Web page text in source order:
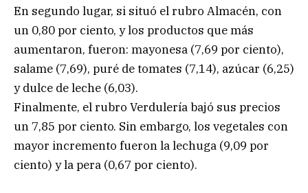
En segundo lugar, si situó el rubro Almacén, con
un 0,80 por ciento, y los productos que más
aumentaron, fueron: mayonesa (7,69 por ciento),
salame (7,69), puré de tomates (7,14), azúcar (6,25)
y dulce de leche (6,03).
Finalmente, el rubro Verdulería bajó sus precios
un 7,85 por ciento. Sin embargo, los vegetales con
mayor incremento fueron la lechuga (9,09 por
ciento) y la pera (0,67 por ciento).